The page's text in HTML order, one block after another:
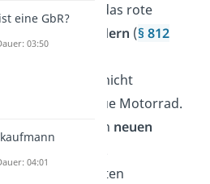
Verkäufer kann das rote
zurückfordern (§ 812
bekommst dann nicht
das blaue Motorrad.
musst du einen neuen
Übergabe des roten
eine GbR?
03:50
04:01